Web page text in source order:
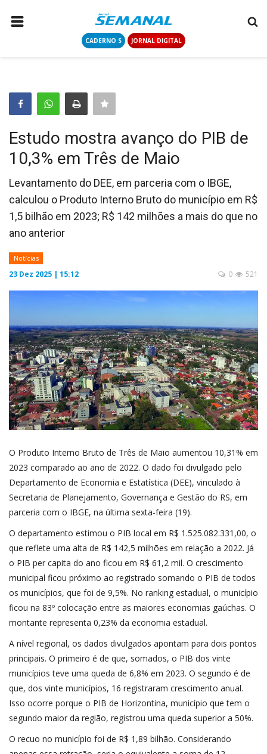
CADERNO S JORNAL DIGITAL
COLUNISTAS
CONTATO
LOGIN
CADASTRAR
CADERNO S
JORNAL DIGITAL
Estudo mostra avanço do PIB de
10,3% em Três de Maio
Levantamento do DEE, em parceria com o IBGE,
calculou o Produto Interno Bruto do município em R$
1,5 bilhão em 2023; R$ 142 milhões a mais do que no
ano anterior
Notícias
23 Dez 2025 | 15:12 521
0
O Produto Interno Bruto de Três de Maio aumentou 10,31% em
2023 comparado ao ano de 2022. O dado foi divulgado pelo
Departamento de Economia e Estatística (DEE), vinculado à
Secretaria de Planejamento, Governança e Gestão do RS, em
parceria com o IBGE, na última sexta-feira (19).
O departamento estimou o PIB local em R$ 1.525.082.331,00, o
que reflete uma alta de R$ 142,5 milhões em relação a 2022. Já
o PIB per capita do ano ficou em R$ 61,2 mil. O crescimento
municipal ficou próximo ao registrado somando o PIB de todos
os municípios, que foi de 9,5%. No ranking estadual, o município
ficou na 83º colocação entre as maiores economias gaúchas. O
montante representa 0,23% da economia estadual.
A nível regional, os dados divulgados apontam para dois pontos
principais. O primeiro é de que, somados, o PIB dos vinte
municípios teve uma queda de 6,8% em 2023. O segundo é de
que, dos vinte municípios, 16 registraram crescimento anual.
Isso ocorre porque o PIB de Horizontina, município que tem o
segundo maior da região, registrou uma queda superior a 50%.
O recuo no município foi de R$ 1,89 bilhão. Considerando